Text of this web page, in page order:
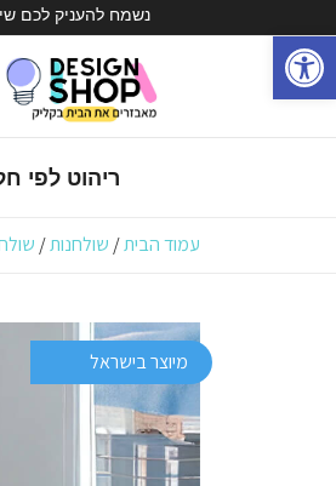
נשמח להעניק לכם שירות,
ריהוט לפי
עמוד הבית/ שולחנות/
מיוצר בישראל
פתח סרגל נגישות